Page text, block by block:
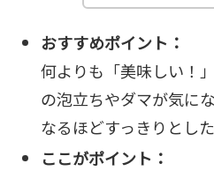
おすすめポイント：
何よりも「美味しい！
の泡立ちやダマが気に
なるほどすっきりとした
ここがポイント：